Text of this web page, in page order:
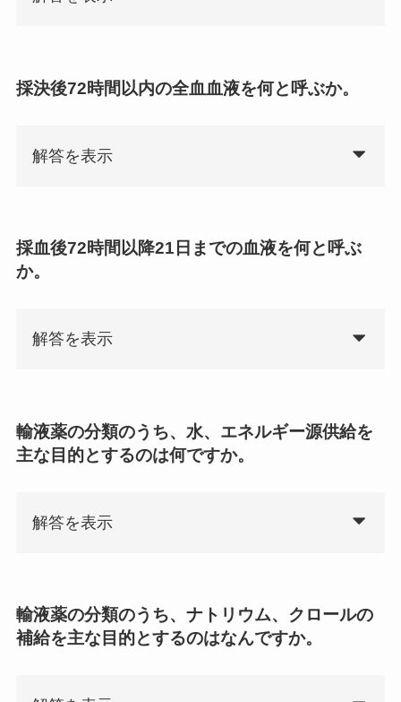
採決後72時間以内の全血血液を何と呼ぶか。
解答を表示
採血後72時間以降21日までの血液を何と呼ぶ
か。
解答を表示
輸液薬の分類のうち、水、エネルギー源供給を
主な目的とするのは何ですか。
解答を表示
輸液薬の分類のうち、ナトリウム、クロールの
補給を主な目的とするのはなんですか。